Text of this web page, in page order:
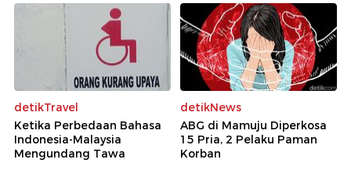
detikTravel
Ketika Perbedaan Bahasa
Indonesia-Malaysia
Mengundang Tawa
detikNews
ABG di Mamuju Diperkosa
15 Pria, 2 Pelaku Paman
Korban